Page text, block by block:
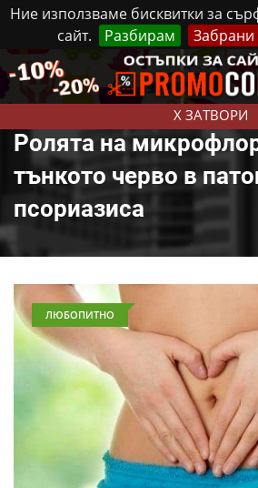
Ние използваме бисквитки за
сайт.
Разбирам Забрани
X ЗАТВОРИ
Четвъртък, 6 Август, 2026
Ролята на
тънкото черво в
псориазиса
ЛЮБОПИТНО